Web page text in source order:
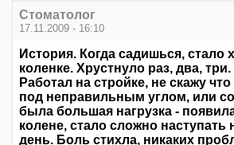
Стоматолог
17.11.2009 - 16:10
История. Когда садишься, стало
коленке. Хрустнуло раз, два, три.
Работал на стройке, не скажу
под неправильным углом, или
была большая нагрузка -
колене, стало сложно наступать
день. Боль стихла, никаких